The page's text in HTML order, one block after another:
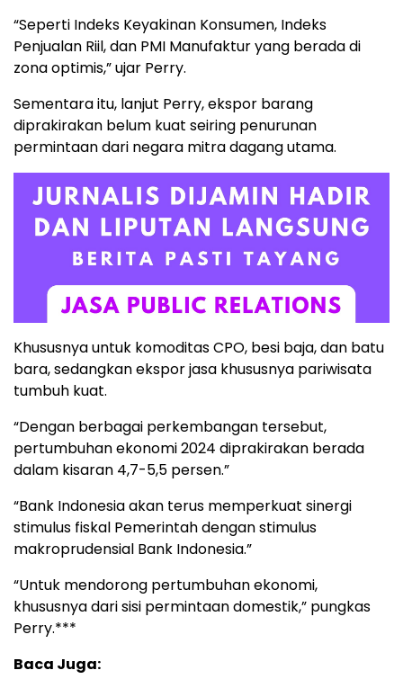
“Seperti Indeks Keyakinan Konsumen, Indeks
Penjualan Riil, dan PMI Manufaktur yang berada di
zona optimis,” ujar Perry.
Sementara itu, lanjut Perry, ekspor barang
diprakirakan belum kuat seiring penurunan
permintaan dari negara mitra dagang utama.
Khususnya untuk komoditas CPO, besi baja, dan batu
bara, sedangkan ekspor jasa khususnya pariwisata
tumbuh kuat.
“Dengan berbagai perkembangan tersebut,
pertumbuhan ekonomi 2024 diprakirakan berada
dalam kisaran 4,7-5,5 persen.”
“Bank Indonesia akan terus memperkuat sinergi
stimulus fiskal Pemerintah dengan stimulus
makroprudensial Bank Indonesia.”
“Untuk mendorong pertumbuhan ekonomi,
khususnya dari sisi permintaan domestik,” pungkas
Perry.***
Baca Juga: